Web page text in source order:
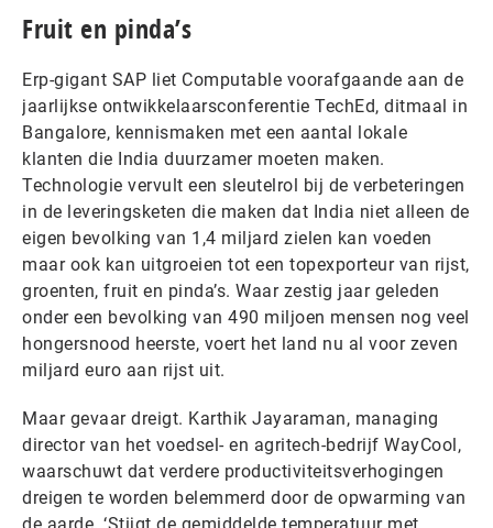
Fruit en pinda’s
Erp-gigant SAP liet Computable voorafgaande aan de
jaarlijkse ontwikkelaarsconferentie TechEd, ditmaal in
Bangalore, kennismaken met een aantal lokale
klanten die India duurzamer moeten maken.
Technologie vervult een sleutelrol bij de verbeteringen
in de leveringsketen die maken dat India niet alleen de
eigen bevolking van 1,4 miljard zielen kan voeden
maar ook kan uitgroeien tot een topexporteur van rijst,
groenten, fruit en pinda’s. Waar zestig jaar geleden
onder een bevolking van 490 miljoen mensen nog veel
hongersnood heerste, voert het land nu al voor zeven
miljard euro aan rijst uit.
Maar gevaar dreigt. Karthik Jayaraman, managing
director van het voedsel- en agritech-bedrijf WayCool,
waarschuwt dat verdere productiviteitsverhogingen
dreigen te worden belemmerd door de opwarming van
de aarde. ‘Stijgt de gemiddelde temperatuur met